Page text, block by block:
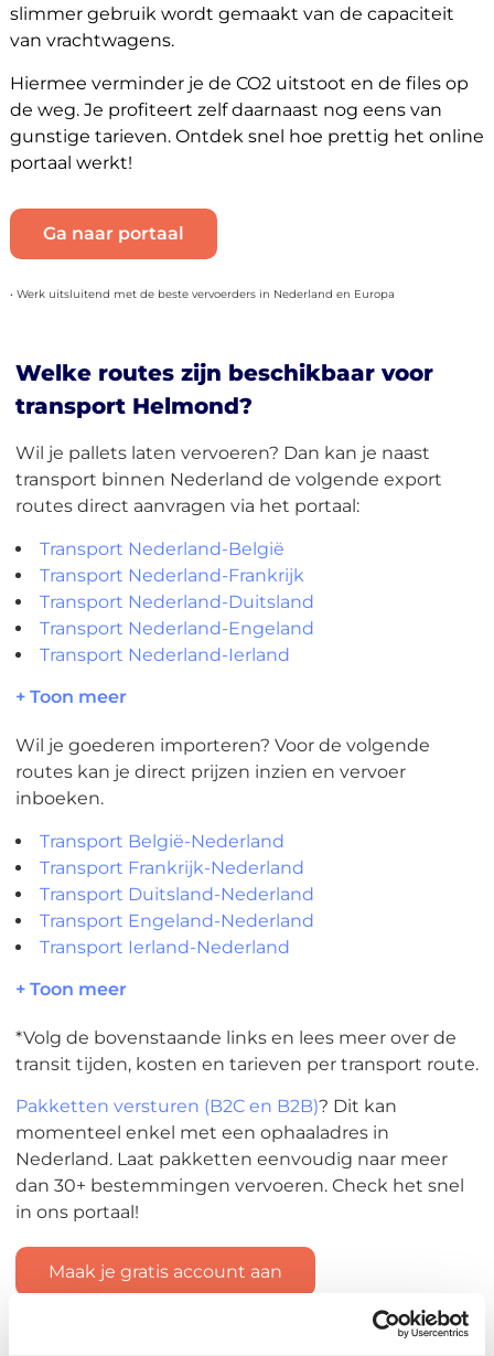
slimmer gebruik wordt gemaakt van de capaciteit
van vrachtwagens.
Hiermee verminder je de CO2 uitstoot en de files op
de weg. Je profiteert zelf daarnaast nog eens van
gunstige tarieven. Ontdek snel hoe prettig het online
portaal werkt!
Ga naar portaal
• Werk uitsluitend met de beste vervoerders in Nederland en Europa
Welke routes zijn beschikbaar voor
transport Helmond?
Wil je pallets laten vervoeren? Dan kan je naast
transport binnen Nederland de volgende export
routes direct aanvragen via het portaal:
Transport Nederland-België
Transport Nederland-Frankrijk
Transport Nederland-Duitsland
Transport Nederland-Engeland
Transport Nederland-Ierland
+ Toon meer
Wil je goederen importeren? Voor de volgende
routes kan je direct prijzen inzien en vervoer
inboeken.
Transport België-Nederland
Transport Frankrijk-Nederland
Transport Duitsland-Nederland
Transport Engeland-Nederland
Transport Ierland-Nederland
+ Toon meer
*Volg de bovenstaande links en lees meer over de
transit tijden, kosten en tarieven per transport route.
Pakketten versturen (B2C en B2B)? Dit kan
momenteel enkel met een ophaaladres in
Nederland. Laat pakketten eenvoudig naar meer
dan 30+ bestemmingen vervoeren. Check het snel
in ons portaal!
Maak je gratis account aan